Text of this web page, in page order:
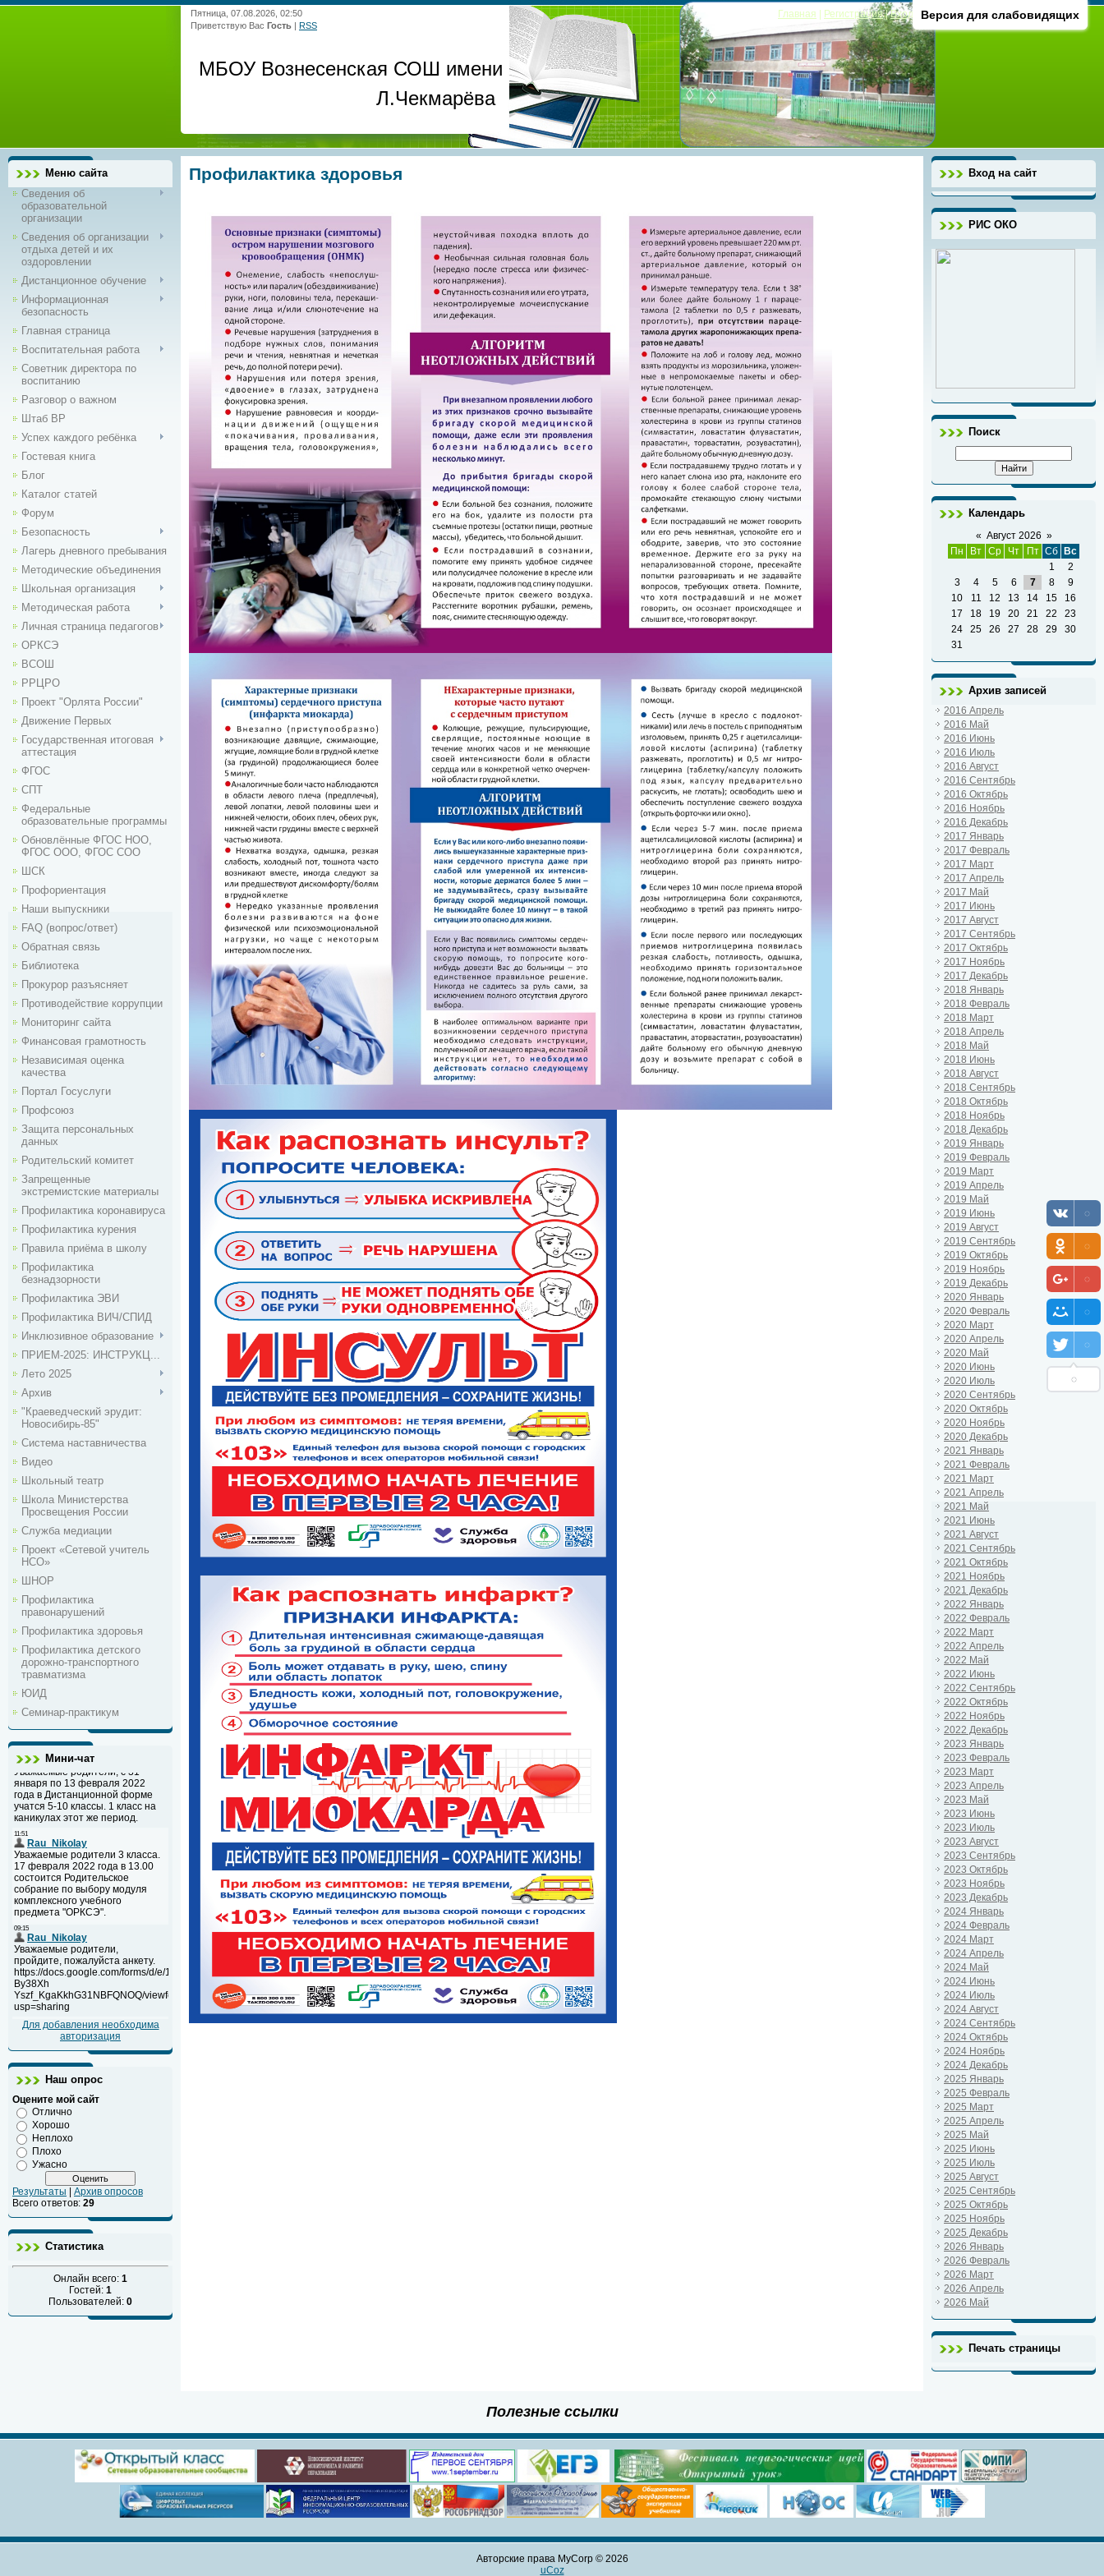
Версия для слабовидящих
Пятница, 07.08.2026, 02:50
Приветствую Вас Гость | RSS
МБОУ Вознесенская СОШ имени
Л.Чекмарёва
Главная Регистрация|Вход
Меню сайта
Сведения об
образовательной
организации
Сведения об организации
отдыха детей и их
оздоровлении
Дистанционное обучение
Информационная
безопасность
Главная страница
Воспитательная работа
Советник директора по
воспитанию
Разговор о важном
Штаб ВР
Успех каждого ребёнка
Гостевая книга
Блог
Каталог статей
Форум
Безопасность
Лагерь дневного пребывания
Методические объединения
Школьная организация
Методическая работа
Личная страница педагогов
ОРКСЭ
ВСОШ
РРЦРО
Проект "Орлята России"
Движение Первых
Государственная итоговая
аттестация
ФГОС
СПТ
Федеральные
образовательные программы
Обновлённые ФГОС НОО,
ФГОС ООО, ФГОС СОО
ШСК
Профориентация
Наши выпускники
FAQ (вопрос/ответ)
Обратная связь
Библиотека
Прокурор разъясняет
Противодействие коррупции
Мониторинг сайта
Финансовая грамотность
Независимая оценка
качества
Портал Госуслуги
Профсоюз
Защита персональных
данных
Родительский комитет
Запрещенные
экстремистские материалы
Профилактика коронавируса
Профилактика курения
Правила приёма в школу
Профилактика
безнадзорности
Профилактика ЭВИ
Профилактика ВИЧ/СПИД
Инклюзивное образование
ПРИЕМ-2025: ИНСТРУКЦ...
Лето 2025
Архив
"Краеведческий эрудит:
Новосибирь-85"
Система наставничества
Видео
Школьный театр
Школа Министерства
Просвещения России
Служба медиации
Проект «Сетевой учитель
НСО»
ШНОР
Профилактика
правонарушений
Профилактика здоровья
Профилактика детского
дорожно-транспортного
травматизма
ЮИД
Семинар-практикум
Мини-чат
Для добавления необходима
авторизация
Наш опрос
Оцените мой сайт
Отлично
Хорошо
Неплохо
Плохо
Ужасно
Результаты
Архив опросов
Всего ответов: 29
Статистика
Онлайн всего: 1
Гостей: 1
Пользователей: 0
Профилактика здоровья Вход на сайт
РИС ОКО
Поиск
Календарь
« Август 2026 »
Пн
Вт Ср Чт Пт Сб
Вс
1
2
3
4 5 6 7 8
9
10
11 12 13 14 15
16
17
18 19 20 21 22
23
24
25 26 27 28 29
30
31
Архив записей
2016 Апрель
2016 Май
2016 Июнь
2016 Июль
2016 Август
2016 Сентябрь
2016 Октябрь
2016 Ноябрь
2016 Декабрь
2017 Январь
2017 Февраль
2017 Март
2017 Апрель
2017 Май
2017 Июнь
2017 Август
2017 Сентябрь
2017 Октябрь
2017 Ноябрь
2017 Декабрь
2018 Январь
2018 Февраль
2018 Март
2018 Апрель
2018 Май
2018 Июнь
2018 Август
2018 Сентябрь
2018 Октябрь
2018 Ноябрь
2018 Декабрь
2019 Январь
2019 Февраль
2019 Март
2019 Апрель
2019 Май
2019 Июнь
2019 Август
2019 Сентябрь
2019 Октябрь
2019 Ноябрь
2019 Декабрь
2020 Январь
2020 Февраль
2020 Март
2020 Апрель
2020 Май
2020 Июнь
2020 Июль
2020 Сентябрь
2020 Октябрь
2020 Ноябрь
2020 Декабрь
2021 Январь
2021 Февраль
2021 Март
2021 Апрель
2021 Май
2021 Июнь
2021 Август
2021 Сентябрь
2021 Октябрь
2021 Ноябрь
2021 Декабрь
2022 Январь
2022 Февраль
2022 Март
2022 Апрель
2022 Май
2022 Июнь
2022 Сентябрь
2022 Октябрь
2022 Ноябрь
2022 Декабрь
2023 Январь
2023 Февраль
2023 Март
2023 Апрель
2023 Май
2023 Июнь
2023 Июль
2023 Август
2023 Сентябрь
2023 Октябрь
2023 Ноябрь
2023 Декабрь
2024 Январь
2024 Февраль
2024 Март
2024 Апрель
2024 Май
2024 Июнь
2024 Июль
2024 Август
2024 Сентябрь
2024 Октябрь
2024 Ноябрь
2024 Декабрь
2025 Январь
2025 Февраль
2025 Март
2025 Апрель
2025 Май
2025 Июнь
2025 Июль
2025 Август
2025 Сентябрь
2025 Октябрь
2025 Ноябрь
2025 Декабрь
2026 Январь
2026 Февраль
2026 Март
2026 Апрель
2026 Май
Печать страницы
Полезные ссылки
Авторские права MyCorp © 2026
uCoz